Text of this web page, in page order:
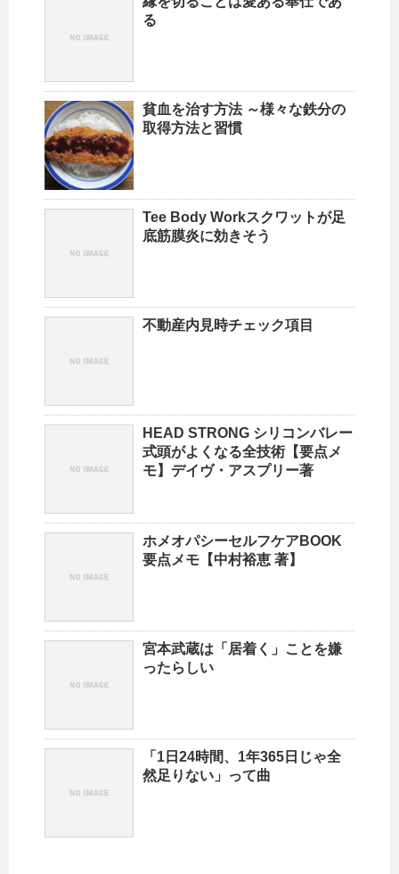
る
貧血を治す方法 ～様々な鉄分の
取得方法と習慣
Tee Body Workスクワットが足
底筋膜炎に効きそう
不動産内見時チェック項目
HEAD STRONG シリコンバレー
式頭がよくなる全技術【要点メ
モ】デイヴ・アスプリー著
ホメオパシーセルフケアBOOK
要点メモ【中村裕恵 著】
宮本武蔵は「居着く」ことを嫌
ったらしい
「1日24時間、1年365日じゃ全
然足りない」って曲